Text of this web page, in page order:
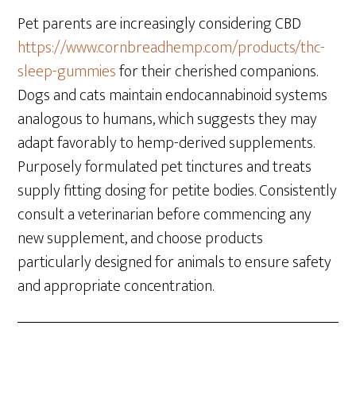
Pet parents are increasingly considering CBD
https://www.cornbreadhemp.com/products/thc-
sleep-gummiesfor their cherished companions.
Dogs and cats maintain endocannabinoid systems
analogous to humans, which suggests they may
adapt favorably to hemp-derived supplements.
Purposely formulated pet tinctures and treats
supply fitting dosing for petite bodies. Consistently
consult a veterinarian before commencing any
new supplement, and choose products
particularly designed for animals to ensure safety
and appropriate concentration.